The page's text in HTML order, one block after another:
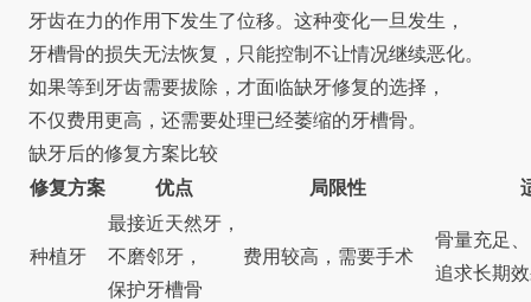
牙齿在力的作用下发生了位移。这种变化一旦发生，
牙槽骨的损失无法恢复，只能控制不让情况继续恶化。
如果等到牙齿需要拔除，才面临缺牙修复的选择，
不仅费用更高，还需要处理已经萎缩的牙槽骨。
缺牙后的修复方案比较
修复方案
优点 局限性
种植牙
最接近天然牙，
不磨邻牙，
保护牙槽骨
费用较高，需要手术
骨量充足、
追求长期